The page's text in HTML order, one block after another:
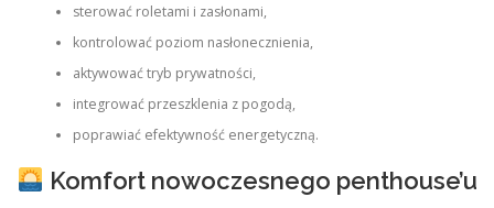
sterować roletami i zasłonami,
kontrolować poziom nasłonecznienia,
aktywować tryb prywatności,
integrować przeszklenia z pogodą,
poprawiać efektywność energetyczną.
Komfort nowoczesnego penthouse’u